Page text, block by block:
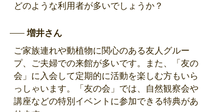
どのような利用者が多いでしょうか？
増井さん
ご家族連れや動植物に関心のある友人グルー
プ、ご夫婦での来館が多いです。また、「友の
会」に入会して定期的に活動を楽しむ方もいら
っしゃいます。「友の会」では、自然観察会や
講座などの特別イベントに参加できる特典があ